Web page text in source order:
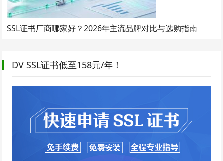
SSL证书厂商哪家好？2026年主流品牌对比与选购指南
DV SSL证书低至158元/年！